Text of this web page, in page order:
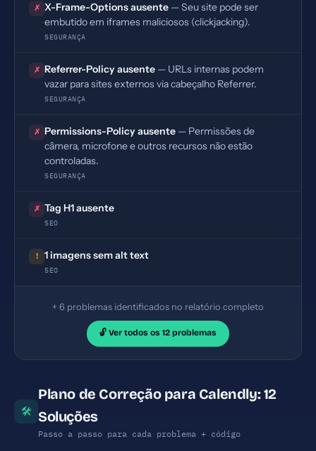
✗ X-Frame-Options ausente — Seu site pode ser
embutido em iframes maliciosos (clickjacking).
SEGURANÇA
✗ Referrer-Policy ausente — URLs internas podem
vazar para sites externos via cabeçalho Referrer.
SEGURANÇA
✗ Permissions-Policy ausente — Permissões de
câmera, microfone e outros recursos não estão
controladas.
SEGURANÇA
✗ Tag H1 ausente
SEO
! 1 imagens sem alt text
SEO
+ 6 problemas identificados no relatório completo
🔓 Ver todos os 12 problemas
🛠
Plano de Correção para Calendly: 12
Soluções
Passo a passo para cada problema + código